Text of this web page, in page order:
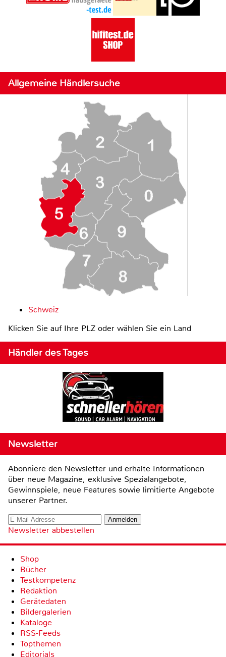
Allgemeine Händlersuche
Schweiz
Klicken Sie auf Ihre PLZ oder wählen Sie ein Land
Händler des Tages
Newsletter
Abonniere den Newsletter und erhalte Informationen
über neue Magazine, exklusive Spezialangebote,
Gewinnspiele, neue Features sowie limitierte Angebote
unserer Partner.
Newsletter abbestellen
Shop
Bücher
Testkompetenz
Redaktion
Gerätedaten
Bildergalerien
Kataloge
RSS-Feeds
Topthemen
Editorials